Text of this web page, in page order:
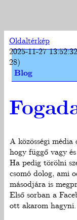
Oldaltérkép
2025-11-27
28)
Blog
A közösségi
hogy függő vagy
Ha pedig törölni
csomó dolog, ami
másodjára is
Első sorban a
ott akarom hagyni.